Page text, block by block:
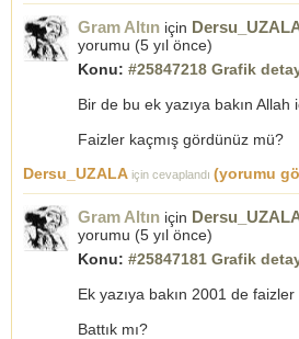
Gram Altın için
yorumu (5 yıl önce)
Konu: #25847218 Grafik
Bir de bu ek yazıya bakın Allah
Faizler kaçmış gördünüz mü?
Dersu_UZALA için cevaplandı (yorumu
Gram Altın için
yorumu (5 yıl önce)
Konu: #25847181 Grafik
Ek yazıya bakın 2001 de faizler
Battık mı?